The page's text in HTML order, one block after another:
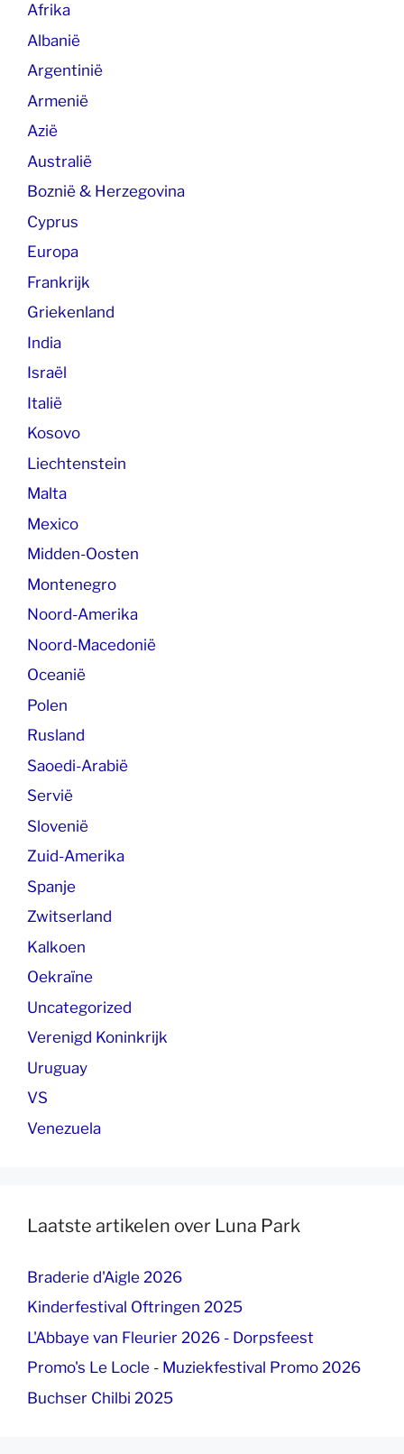
Afrika
Albanië
Argentinië
Armenië
Azië
Australië
Boznië & Herzegovina
Cyprus
Europa
Frankrijk
Griekenland
India
Israël
Italië
Kosovo
Liechtenstein
Malta
Mexico
Midden-Oosten
Montenegro
Noord-Amerika
Noord-Macedonië
Oceanië
Polen
Rusland
Saoedi-Arabië
Servië
Slovenië
Zuid-Amerika
Spanje
Zwitserland
Kalkoen
Oekraïne
Uncategorized
Verenigd Koninkrijk
Uruguay
VS
Venezuela
Laatste artikelen over Luna Park
Braderie d'Aigle 2026
Kinderfestival Oftringen 2025
L'Abbaye van Fleurier 2026 - Dorpsfeest
Promo's Le Locle - Muziekfestival Promo 2026
Buchser Chilbi 2025